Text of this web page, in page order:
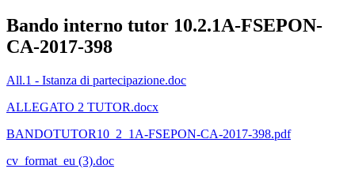
Bando interno tutor 10.2.1A-FSEPON-
CA-2017-398
All.1 - Istanza di partecipazione.doc
ALLEGATO 2 TUTOR.docx
BANDOTUTOR10_2_1A-FSEPON-CA-2017-398.pdf
cv_format_eu (3).doc